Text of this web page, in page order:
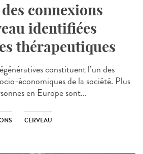
connexions
identifiées
thérapeutiques
constituent l’un des
économiques de la société. Plus
en Europe sont...
CERVEAU